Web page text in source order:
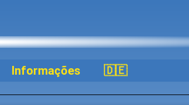
Informações 🇩🇪